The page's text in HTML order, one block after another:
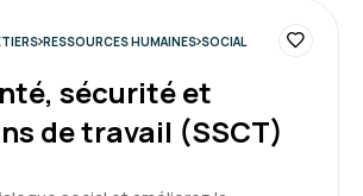
RESSOURCES HUMAINES SOCIAL
sécurité et
de travail (SSCT)